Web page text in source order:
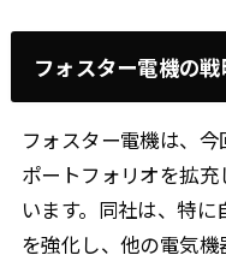
フォスター電機の
フォスター電機は、
ポートフォリオを拡
います。同社は、特
を強化し、他の電気